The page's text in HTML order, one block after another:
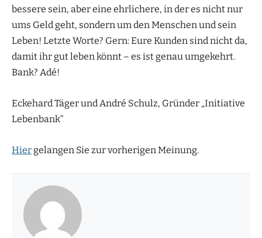
bessere sein, aber eine ehrlichere, in der es nicht nur
ums Geld geht, sondern um den Menschen und sein
Leben! Letzte Worte? Gern: Eure Kunden sind nicht da,
damit ihr gut leben könnt – es ist genau umgekehrt.
Bank? Adé!
Eckehard Täger und André Schulz, Gründer „Initiative
Lebenbank“
Hiergelangen Sie zur vorherigen Meinung.